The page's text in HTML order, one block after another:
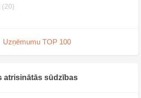
(20)
Uzņēmumu TOP 100
atrisinātās sūdzības